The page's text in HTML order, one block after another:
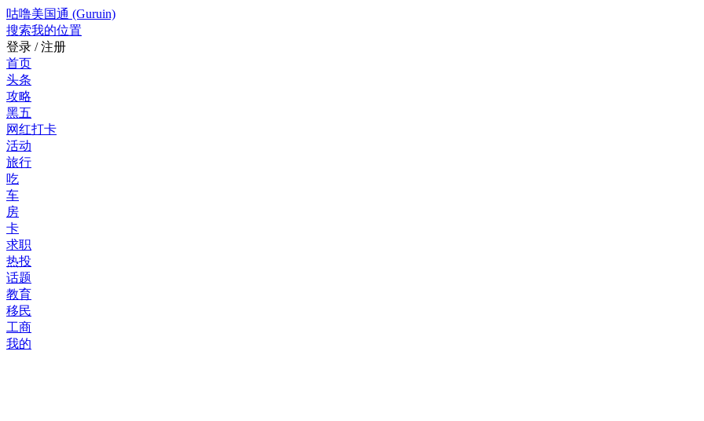
咕噜美国通 (Guruin)
搜索我的位置
登录 / 注册
首页
头条
攻略
黑五
网红打卡
活动
旅行
吃
车
房
卡
求职
热投
话题
教育
移民
工商
我的